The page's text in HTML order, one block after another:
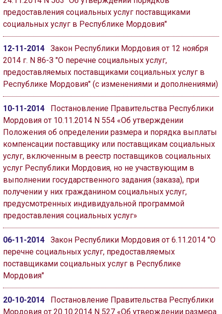
предоставления социальных услуг поставщиками
социальных услуг в Республике Мордовия"
12-11-2014
Закон Республики Мордовия от 12 ноября
2014 г. N 86-З "О перечне социальных услуг,
предоставляемых поставщиками социальных услуг в
Республике Мордовия" (с изменениями и дополнениями)
10-11-2014
Постановление Правительства Республики
Мордовия от 10.11.2014 N 554 «Об утверждении
Положения об определении размера и порядка выплаты
компенсации поставщику или поставщикам социальных
услуг, включенным в реестр поставщиков социальных
услуг Республики Мордовия, но не участвующим в
выполнении государственного задания (заказа), при
получении у них гражданином социальных услуг,
предусмотренных индивидуальной программой
предоставления социальных услуг»
06-11-2014
Закон Республики Мордовия от 6.11.2014 "О
перечне социальных услуг, предоставляемых
поставщиками социальных услуг в Республике
Мордовия"
20-10-2014
Постановление Правительства Республики
Мордовия от 20.10.2014 N 527 «Об утверждении размера